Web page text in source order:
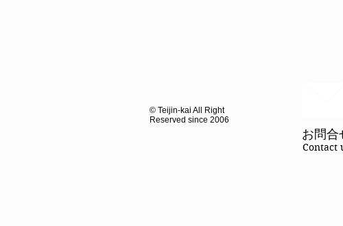
© Teijin-kai All Right
​Reserved since 2006
お問合
Contact